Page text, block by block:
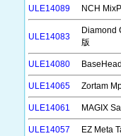
ULE14089 NCH
ULE14083
Diamond
版
ULE14080
ULE14065 Zortam
ULE14061 MAGIX
ULE14057 EZ Meta